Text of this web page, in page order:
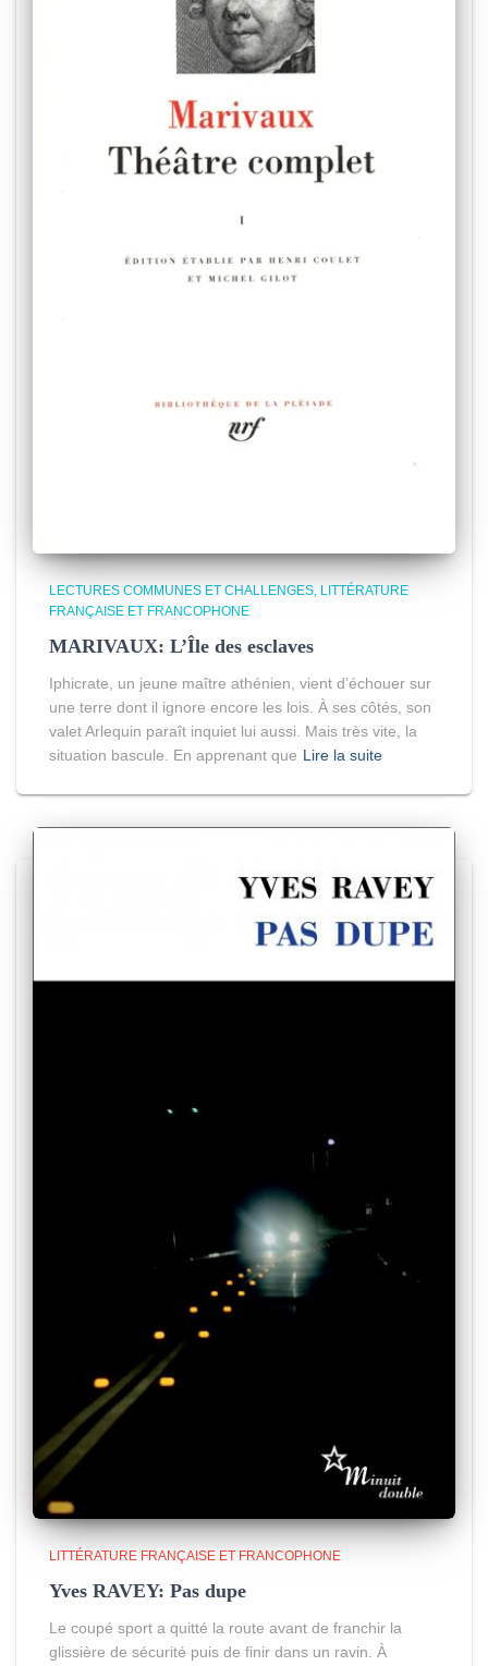
LECTURES COMMUNES ET CHALLENGES LITTÉRATURE
FRANÇAISE ET FRANCOPHONE
MARIVAUX: L’Île des esclaves
Iphicrate, un jeune maître athénien, vient d’échouer sur
une terre dont il ignore encore les lois. À ses côtés, son
valet Arlequin paraît inquiet lui aussi. Mais très vite, la
situation bascule. En apprenant que Lire la suite
LITTÉRATURE FRANÇAISE ET FRANCOPHONE
Yves RAVEY: Pas dupe
Le coupé sport a quitté la route avant de franchir la
glissière de sécurité puis de finir dans un ravin. À